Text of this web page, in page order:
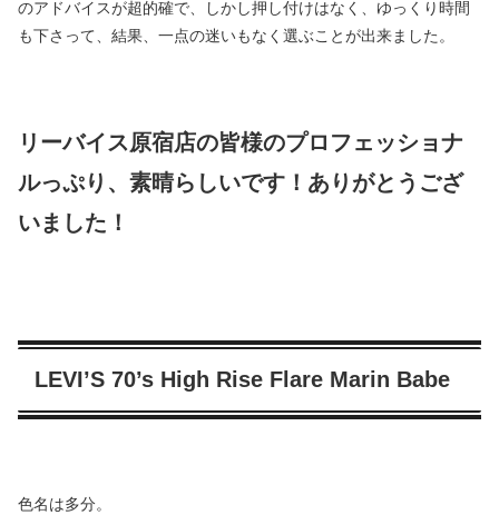
のアドバイスが超的確で、しかし押し付けはなく、ゆっくり時間
も下さって、結果、一点の迷いもなく選ぶことが出来ました。
リーバイス原宿店の皆様のプロフェッショナ
ルっぷり、素晴らしいです！ありがとうござ
いました！
LEVI’S 70’s High Rise Flare Marin Babe
色名は多分。